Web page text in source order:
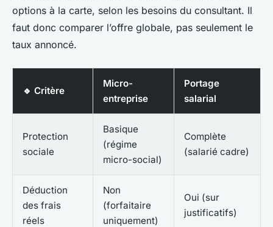
options à la carte, selon les besoins du consultant. Il
faut donc comparer l’offre globale, pas seulement le
taux annoncé.
🔹 Critère
Micro-
entreprise
Portage
salarial
Protection
sociale
Basique
(régime
micro-social)
Complète
(salarié cadre)
Déduction
des frais
réels
Non
(forfaitaire
uniquement)
Oui (sur
justificatifs)